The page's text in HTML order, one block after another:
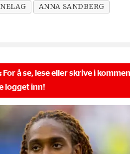
ANNA SANDBERG
For å se, lese eller skrive i
logget inn!